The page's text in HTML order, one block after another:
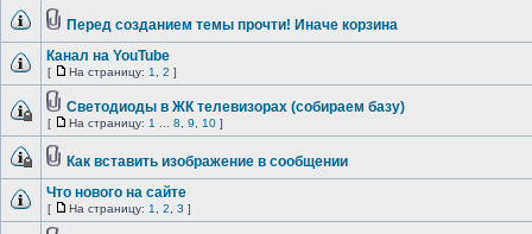
Перед созданием темы прочти! Иначе корзина
Канал на YouTube
[ На страницу: 1 2 ]
Светодиоды в ЖК телевизорах (собираем базу)
[ На страницу: 1 8 9 10 ]
Как вставить изображение в сообщении
Что нового на сайте
[ На страницу: 1 2 3 ]